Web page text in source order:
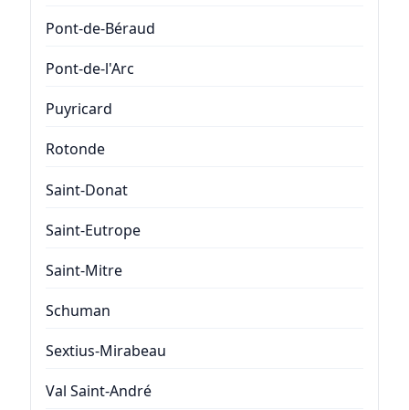
Pont-de-Béraud
Pont-de-l'Arc
Puyricard
Rotonde
Saint-Donat
Saint-Eutrope
Saint-Mitre
Schuman
Sextius-Mirabeau
Val Saint-André